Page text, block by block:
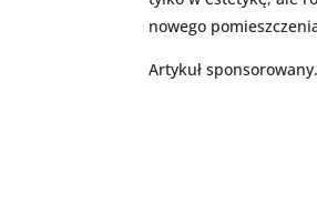
nowego
Artykuł sponsorowany.